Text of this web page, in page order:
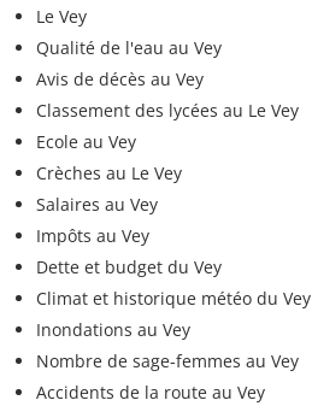
Le Vey
Qualité de l'eau au Vey
Avis de décès au Vey
Classement des lycées au Le Vey
Ecole au Vey
Crèches au Le Vey
Salaires au Vey
Impôts au Vey
Dette et budget du Vey
Climat et historique météo du Vey
Inondations au Vey
Nombre de sage-femmes au Vey
Accidents de la route au Vey